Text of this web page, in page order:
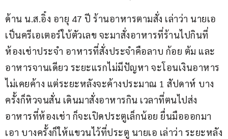
ด้าน น.ส.อิ๋ง อายุ 47 ปี ร้านอาหารตามสั่ง เล่าว่า นายเอ
เป็นครีเอเตอร์ใบ้ตัวเลข จะมาสั่งอาหารที่ร้านไปกินที่
ห้องเช่าประจำ อาหารที่สั่งประจำคือลาบ ก้อย ต้ม และ
อาหารจานเดียว ระยะแรกไม่มีปัญหา จะโอนเงินอาหาร
ไม่เคยค้าง แต่ระยะหลังจะค้างประมาณ 1 สัปดาห์ บาง
ครั้งก็หิวจนสั่น เดินมาสั่งอาหารกิน เวลาที่ตนไปส่ง
อาหารที่ห้องเช่า ก็จะเปิดประตูเล็กน้อย ยื่นมือออกมา
เอา บางครั้งก็ให้แขวนไว้ที่ประตู นายเอ เล่าว่า ระยะหลัง